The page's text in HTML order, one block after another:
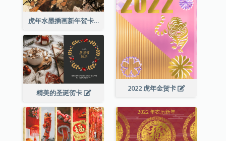
虎年水墨插画新年贺卡
2022 虎年金贺卡
精美的圣诞贺卡